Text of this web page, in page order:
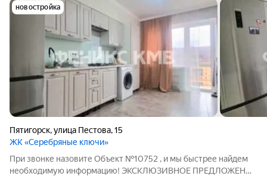
новостройка
Пятигорск,улица Пестова,15
ЖК «Серебряные ключи»
При звонке назовите Объект №10752 , и мы быстрее найдем
необходимую информацию! ЭКСКЛЮЗИВНОЕ ПРЕДЛОЖЕНИЕ